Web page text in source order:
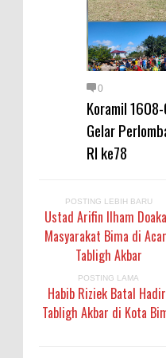
0
Koramil
Gelar
RI ke78
POSTING LEBIH BARU
Ustad Arifin Ilham
Masyarakat Bima di
Tabligh Akbar
POSTING LAMA
Habib Riziek Batal
Tabligh Akbar di Kota